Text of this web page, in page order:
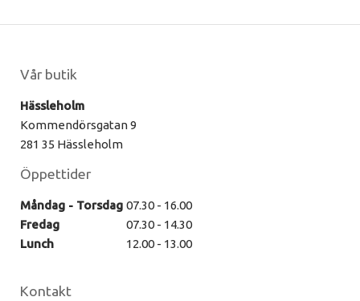
Vår butik
Hässleholm
Kommendörsgatan 9
281 35 Hässleholm
Öppettider
Måndag - Torsdag 07.30 - 16.00
Fredag
07.30 - 14.30
Lunch
12.00 - 13.00
Kontakt